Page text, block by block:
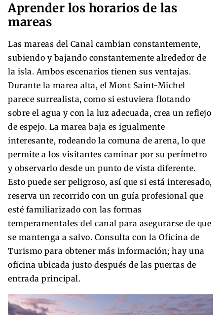
Aprender los horarios de las
mareas
Las mareas del Canal cambian constantemente,
subiendo y bajando constantemente alrededor de
la isla. Ambos escenarios tienen sus ventajas.
Durante la marea alta, el Mont Saint-Michel
parece surrealista, como si estuviera flotando
sobre el agua y con la luz adecuada, crea un reflejo
de espejo. La marea baja es igualmente
interesante, rodeando la comuna de arena, lo que
permite a los visitantes caminar por su perímetro
y observarlo desde un punto de vista diferente.
Esto puede ser peligroso, así que si está interesado,
reserva un recorrido con un guía profesional que
esté familiarizado con las formas
temperamentales del canal para asegurarse de que
se mantenga a salvo. Consulta con la Oficina de
Turismo para obtener más información; hay una
oficina ubicada justo después de las puertas de
entrada principal.